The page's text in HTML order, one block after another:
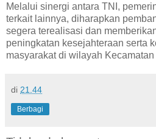
Melalui sinergi antara TNI,
terkait lainnya, diharapkan
segera terealisasi dan
peningkatan kesejahteraan serta
masyarakat di wilayah Kecamatan
di 21.44
Berbagi